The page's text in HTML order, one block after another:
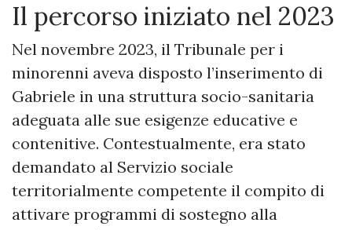
Il percorso iniziato nel 2023
Nel novembre 2023, il Tribunale per i
minorenni aveva disposto l’inserimento di
Gabriele in una struttura socio-sanitaria
adeguata alle sue esigenze educative e
contenitive. Contestualmente, era stato
demandato al Servizio sociale
territorialmente competente il compito di
attivare programmi di sostegno alla